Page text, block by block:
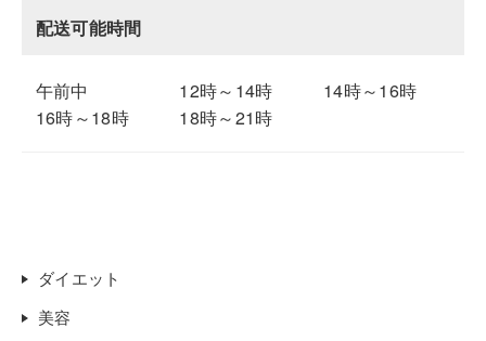
配送可能時間
午前中 12時～14時
14時～16時
16時～18時
18時～21時
ダイエット
美容